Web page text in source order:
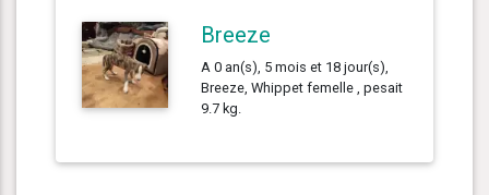
Breeze
A 0 an(s), 5 mois et 18 jour(s),
Breeze, Whippet femelle , pesait
9.7 kg.